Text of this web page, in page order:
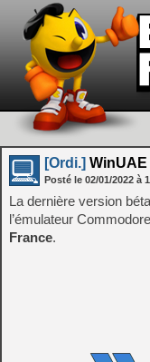
[Ordi.] WinUAE
Posté le 02/01/2022 à
La dernière version
l’émulateur
France.